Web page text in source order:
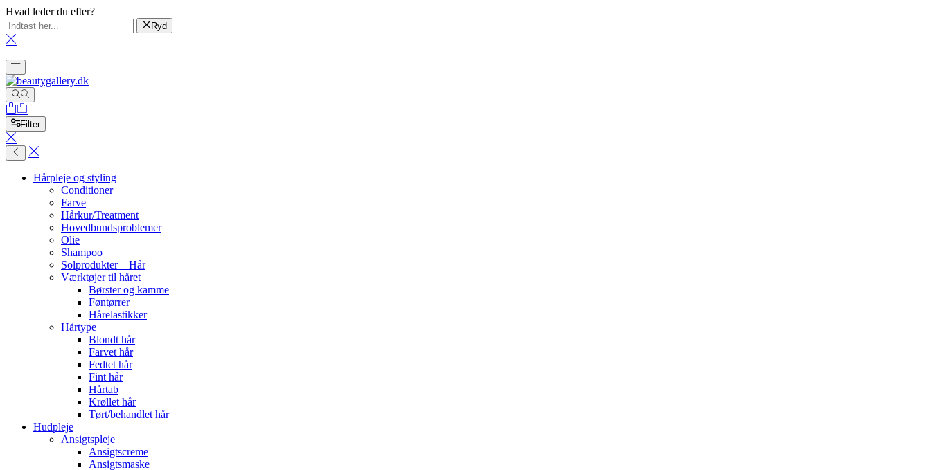
Hvad leder du efter?
Ryd
Filter
Hårpleje og styling
Conditioner
Farve
Hårkur/Treatment
Hovedbundsproblemer
Olie
Shampoo
Solprodukter – Hår
Værktøjer til håret
Børster og kamme
Føntørrer
Hårelastikker
Hårtype
Blondt hår
Farvet hår
Fedtet hår
Fint hår
Hårtab
Krøllet hår
Tørt/behandlet hår
Hudpleje
Ansigtspleje
Ansigtscreme
Ansigtsmaske